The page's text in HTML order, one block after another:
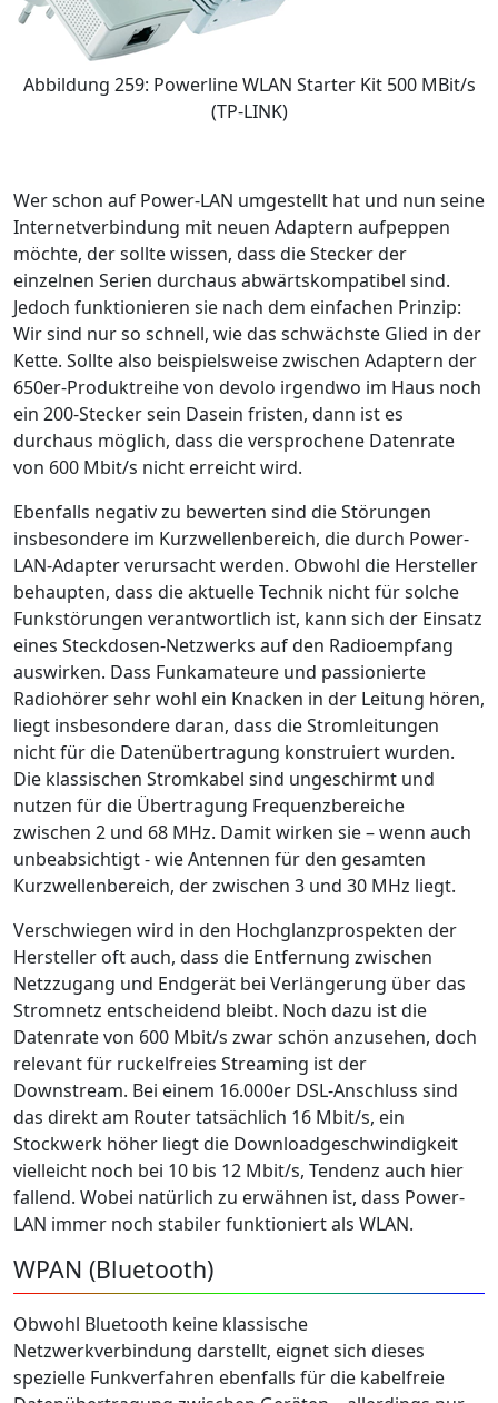
Abbildung 259: Powerline WLAN Starter Kit 500 MBit/s
(TP-LINK)
Wer schon auf Power-LAN umgestellt hat und nun seine
Internetverbindung mit neuen Adaptern aufpeppen
möchte, der sollte wissen, dass die Stecker der
einzelnen Serien durchaus abwärtskompatibel sind.
Jedoch funktionieren sie nach dem einfachen Prinzip:
Wir sind nur so schnell, wie das schwächste Glied in der
Kette. Sollte also beispielsweise zwischen Adaptern der
650er-Produktreihe von devolo irgendwo im Haus noch
ein 200-Stecker sein Dasein fristen, dann ist es
durchaus möglich, dass die versprochene Datenrate
von 600 Mbit/s nicht erreicht wird.
Ebenfalls negativ zu bewerten sind die Störungen
insbesondere im Kurzwellenbereich, die durch Power-
LAN-Adapter verursacht werden. Obwohl die Hersteller
behaupten, dass die aktuelle Technik nicht für solche
Funkstörungen verantwortlich ist, kann sich der Einsatz
eines Steckdosen-Netzwerks auf den Radioempfang
auswirken. Dass Funkamateure und passionierte
Radiohörer sehr wohl ein Knacken in der Leitung hören,
liegt insbesondere daran, dass die Stromleitungen
nicht für die Datenübertragung konstruiert wurden.
Die klassischen Stromkabel sind ungeschirmt und
nutzen für die Übertragung Frequenzbereiche
zwischen 2 und 68 MHz. Damit wirken sie – wenn auch
unbeabsichtigt - wie Antennen für den gesamten
Kurzwellenbereich, der zwischen 3 und 30 MHz liegt.
Verschwiegen wird in den Hochglanzprospekten der
Hersteller oft auch, dass die Entfernung zwischen
Netzzugang und Endgerät bei Verlängerung über das
Stromnetz entscheidend bleibt. Noch dazu ist die
Datenrate von 600 Mbit/s zwar schön anzusehen, doch
relevant für ruckelfreies Streaming ist der
Downstream. Bei einem 16.000er DSL-Anschluss sind
das direkt am Router tatsächlich 16 Mbit/s, ein
Stockwerk höher liegt die Downloadgeschwindigkeit
vielleicht noch bei 10 bis 12 Mbit/s, Tendenz auch hier
fallend. Wobei natürlich zu erwähnen ist, dass Power-
LAN immer noch stabiler funktioniert als WLAN.
WPAN (Bluetooth)
Obwohl Bluetooth keine klassische
Netzwerkverbindung darstellt, eignet sich dieses
spezielle Funkverfahren ebenfalls für die kabelfreie